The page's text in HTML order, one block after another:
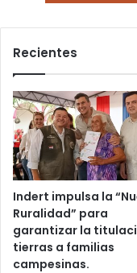
Recientes
Indert impulsa la
Ruralidad” para
garantizar la
tierras a familias
campesinas.